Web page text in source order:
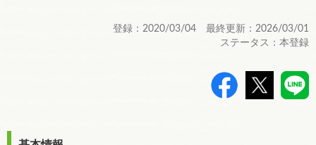
登録：2020/03/04 最終更新：2026/03/01
ステータス：本登録